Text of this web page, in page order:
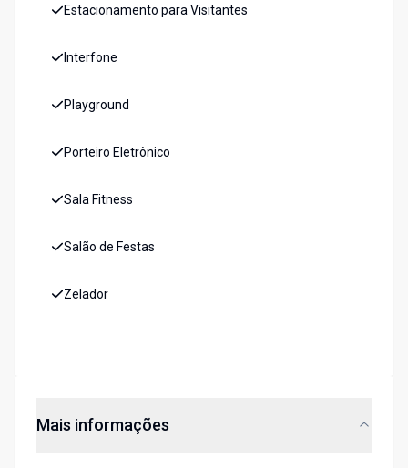
Estacionamento para Visitantes
Interfone
Playground
Porteiro Eletrônico
Sala Fitness
Salão de Festas
Zelador
Mais informações